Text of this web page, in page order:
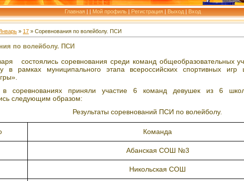
Главная | | Мой профиль | Регистрация | Выход | Вход
» 17 » Соревнования по волейболу. ПСИ
по волейболу. ПСИ
состоялись соревнования среди команд общеобразовательных
в рамках муниципального этапа всероссийских спортивных игр
в соревнованиях приняли участие 6 команд девушек из 6
следующим образом:
Результаты соревнований ПСИ по волейболу.
Команда
Абанская СОШ №3
Никольская СОШ